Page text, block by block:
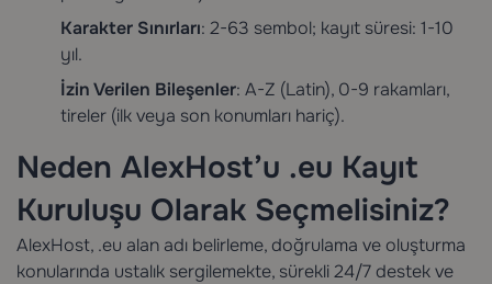
Karakter Sınırları: 2-63 sembol; kayıt süresi: 1-10
yıl.
İzin Verilen Bileşenler: A-Z (Latin), 0-9 rakamları,
tireler (ilk veya son konumları hariç).
Neden AlexHost’u .eu Kayıt
Kuruluşu Olarak Seçmelisiniz?
AlexHost, .eu alan adı belirleme, doğrulama ve oluşturma
konularında ustalık sergilemekte, sürekli 24/7 destek ve